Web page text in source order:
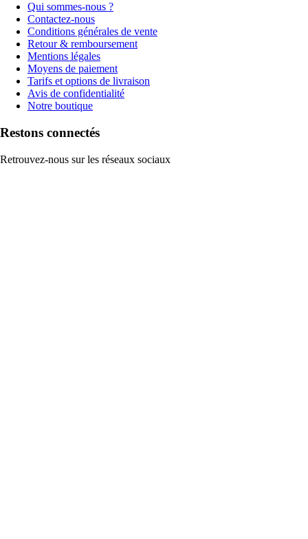
Qui sommes-nous ?
Contactez-nous
Conditions générales de vente
Retour & remboursement
Mentions légales
Moyens de paiement
Tarifs et options de livraison
Avis de confidentialité
Notre boutique
Restons connectés
Retrouvez-nous sur les réseaux sociaux